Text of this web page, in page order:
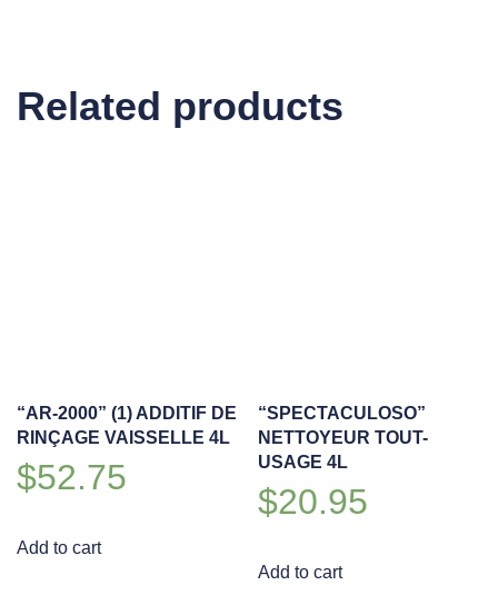
Related products
“AR-2000” (1) ADDITIF DE
RINÇAGE VAISSELLE 4L
$52.75
Add to cart
“SPECTACULOSO”
NETTOYEUR TOUT-
USAGE 4L
$20.95
Add to cart